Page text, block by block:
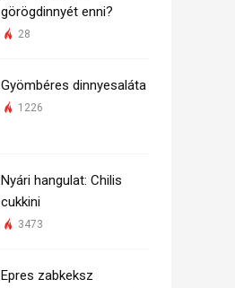
görögdinnyét enni?
28
Gyömbéres dinnyesaláta
1226
Nyári hangulat: Chilis
cukkini
3473
Epres zabkeksz